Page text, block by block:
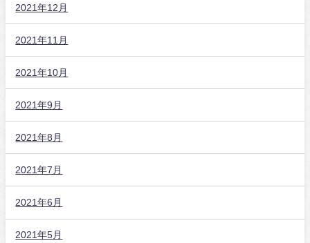
2021年12月
2021年11月
2021年10月
2021年9月
2021年8月
2021年7月
2021年6月
2021年5月